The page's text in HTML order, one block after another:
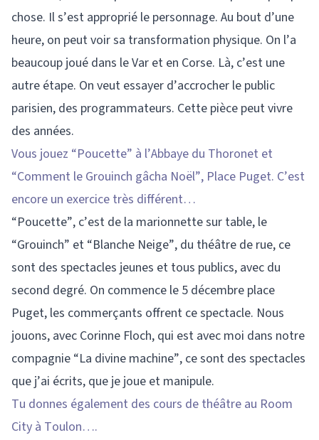
chose. Il s’est approprié le personnage. Au bout d’une
heure, on peut voir sa transformation physique. On l’a
beaucoup joué dans le Var et en Corse. Là, c’est une
autre étape. On veut essayer d’accrocher le public
parisien, des programmateurs. Cette pièce peut vivre
des années.
Vous jouez “Poucette” à l’Abbaye du Thoronet et
“Comment le Grouinch gâcha Noël”, Place Puget. C’est
encore un exercice très différent…
“Poucette”, c’est de la marionnette sur table, le
“Grouinch” et “Blanche Neige”, du théâtre de rue, ce
sont des spectacles jeunes et tous publics, avec du
second degré. On commence le 5 décembre place
Puget, les commerçants offrent ce spectacle. Nous
jouons, avec Corinne Floch, qui est avec moi dans notre
compagnie “La divine machine”, ce sont des spectacles
que j’ai écrits, que je joue et manipule.
Tu donnes également des cours de théâtre au Room
City à Toulon….